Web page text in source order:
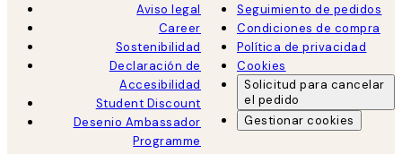
Aviso legal
Career
Sostenibilidad
Declaración de
Accesibilidad
Student Discount
Desenio Ambassador
Programme
Seguimiento de pedidos
Condiciones de compra
Política de privacidad
Cookies
Solicitud para cancelar
el pedido
Gestionar cookies